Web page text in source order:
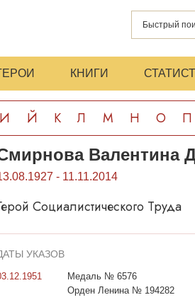
КНИГИ
И Й К Л М Н О П
Валентина
- 11.11.2014
Социалистического Труда
УКАЗОВ
Медаль № 6576
Орден Ленина № 194282